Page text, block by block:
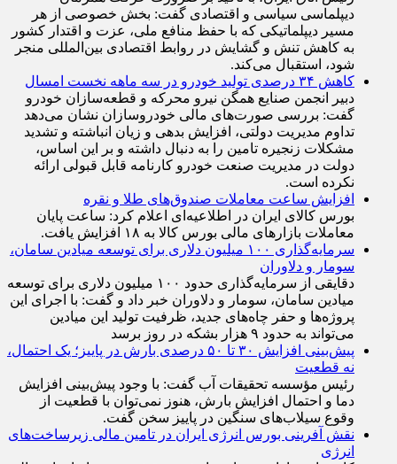
دیپلماسی سیاسی و اقتصادی گفت: بخش خصوصی از هر
مسیر دیپلماتیکی که با حفظ منافع ملی، عزت و اقتدار کشور
به کاهش تنش و گشایش در روابط اقتصادی بین‌المللی منجر
شود، استقبال می‌کند.
کاهش ۳۴ درصدی تولید خودرو در سه ماهه نخست امسال
دبیر انجمن صنایع همگن نیرو محرکه و قطعه‌سازان خودرو
گفت: بررسی صورت‌های مالی خودروسازان نشان می‌دهد
تداوم مدیریت دولتی، افزایش بدهی و زیان انباشته و تشدید
مشکلات زنجیره تامین را به دنبال داشته و بر این اساس،
دولت در مدیریت صنعت خودرو کارنامه قابل قبولی ارائه
نکرده است.
افزایش ساعت معاملات صندوق‌های طلا و نقره
بورس کالای ایران در اطلاعیه‌ای اعلام کرد: ساعت پایان
معاملات بازار‌های مالی بورس کالا به ۱۸ افزایش یافت.
سرمایه‌گذاری ۱۰۰ میلیون دلاری برای توسعه میادین سامان،
سومار و دلاوران
دقایقی از سرمایه‌گذاری حدود ۱۰۰ میلیون دلاری برای توسعه
میادین سامان، سومار و دلاوران خبر داد و گفت: با اجرای این
پروژه‌ها و حفر چاه‌های جدید، ظرفیت تولید این میادین
می‌تواند به حدود ۹ هزار بشکه در روز برسد
پیش‌بینی افزایش ۳۰ تا ۵۰ درصدی بارش در پاییز؛ یک احتمال،
نه قطعیت
رئیس مؤسسه تحقیقات آب گفت: با وجود پیش‌بینی افزایش
دما و احتمال افزایش بارش، هنوز نمی‌توان با قطعیت از
وقوع سیلاب‌های سنگین در پاییز سخن گفت.
نقش آفرینی بورس انرژی ایران در تامین مالی زیرساخت‌های
انرژی